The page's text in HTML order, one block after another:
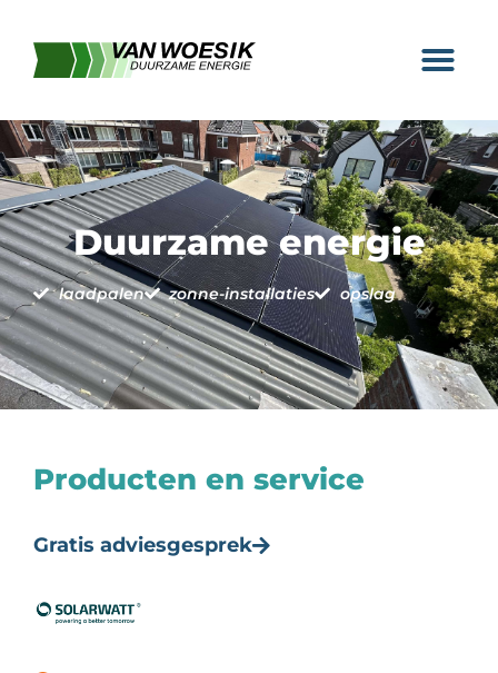
Duurzame energie
laadpalen zonne-installaties opslag
Producten en service
Gratis adviesgesprek